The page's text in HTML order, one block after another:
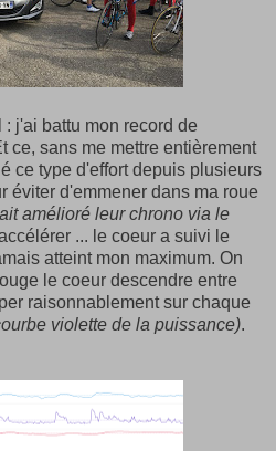
j'ai battu mon record de
ce, sans me mettre entièrement
ce type d'effort depuis plusieurs
éviter d'emmener dans ma roue
amélioré leur chrono via le
... le coeur a suivi le
atteint mon maximum. On
le coeur descendre entre
raisonnablement sur chaque
violette de la puissance).